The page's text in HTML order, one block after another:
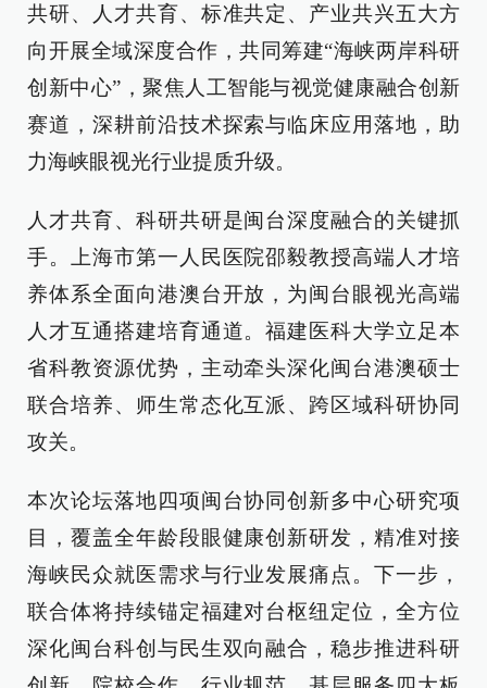
共研、人才共育、标准共定、产业共兴五大方
向开展全域深度合作，共同筹建“海峡两岸科研
创新中心”，聚焦人工智能与视觉健康融合创新
赛道，深耕前沿技术探索与临床应用落地，助
力海峡眼视光行业提质升级。
人才共育、科研共研是闽台深度融合的关键抓
手。上海市第一人民医院邵毅教授高端人才培
养体系全面向港澳台开放，为闽台眼视光高端
人才互通搭建培育通道。福建医科大学立足本
省科教资源优势，主动牵头深化闽台港澳硕士
联合培养、师生常态化互派、跨区域科研协同
攻关。
本次论坛落地四项闽台协同创新多中心研究项
目，覆盖全年龄段眼健康创新研发，精准对接
海峡民众就医需求与行业发展痛点。下一步，
联合体将持续锚定福建对台枢纽定位，全方位
深化闽台科创与民生双向融合，稳步推进科研